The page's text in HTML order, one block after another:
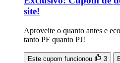
site!
Aproveite o quanto antes e
tanto PF quanto PJ!
Este cupom funcionou 3